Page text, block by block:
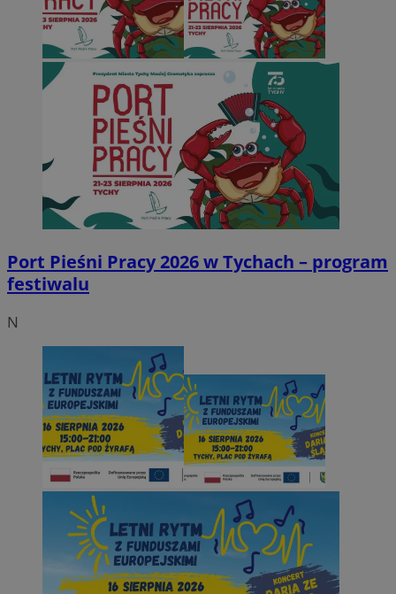
Port Pieśni Pracy 2026 w Tychach – program
festiwalu
N